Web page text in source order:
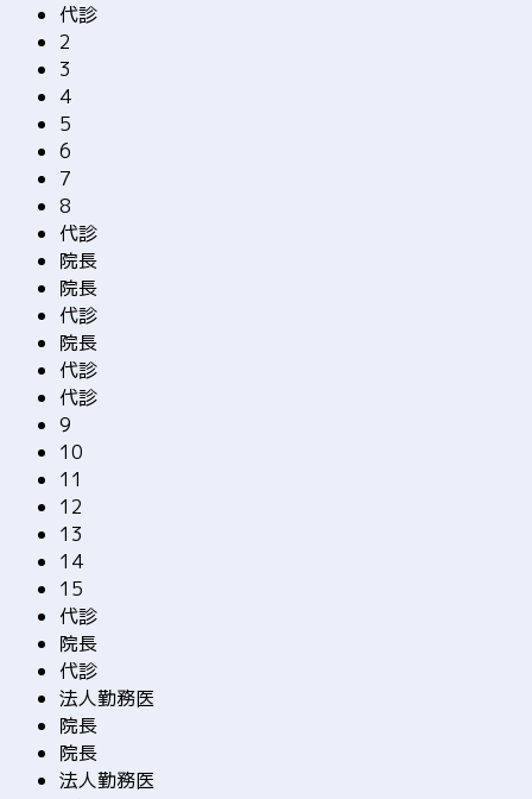
代診
2
3
4
5
6
7
8
代診
院長
院長
代診
院長
代診
代診
9
10
11
12
13
14
15
代診
院長
代診
法人勤務医
院長
院長
法人勤務医